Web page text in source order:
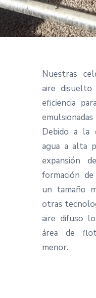
Nuestras
aire
eficiencia
Debido a la
agua a alta
expansión
formación
un tamaño
otras
aire difuso
área de
menor.